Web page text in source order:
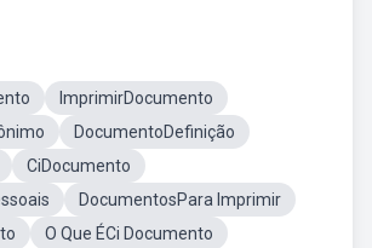
ImprimirDocumento
DocumentoDefinição
CiDocumento
DocumentosPara Imprimir
O Que ÉCi Documento